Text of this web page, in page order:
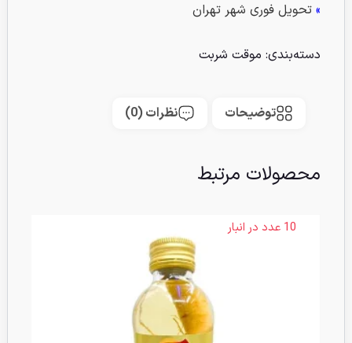
» تحویل فوری شهر تهران
دسته‌بندی: موقت شربت
توضیحات نظرات (0)
محصولات مرتبط
10 عدد در انبار